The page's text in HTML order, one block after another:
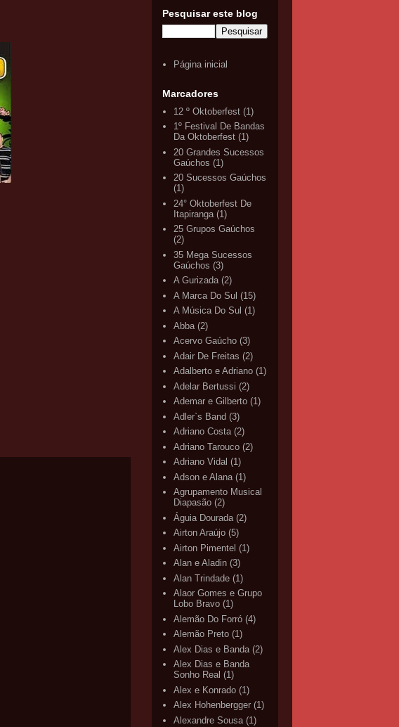
Pesquisar este blog
Página inicial
Marcadores
12 º Oktoberfest (1)
1º Festival De Bandas
Da Oktoberfest (1)
20 Grandes Sucessos
Gaúchos (1)
20 Sucessos Gaúchos
(1)
24° Oktoberfest De
Itapiranga (1)
25 Grupos Gaúchos
(2)
35 Mega Sucessos
Gaúchos (3)
A Gurizada (2)
A Marca Do Sul (15)
A Música Do Sul (1)
Abba (2)
Acervo Gaúcho (3)
Adair De Freitas (2)
Adalberto e Adriano (1)
Adelar Bertussi (2)
Ademar e Gilberto (1)
Adler`s Band (3)
Adriano Costa (2)
Adriano Tarouco (2)
Adriano Vidal (1)
Adson e Alana (1)
Agrupamento Musical
Diapasão (2)
Águia Dourada (2)
Airton Araújo (5)
Airton Pimentel (1)
Alan e Aladin (3)
Alan Trindade (1)
Alaor Gomes e Grupo
Lobo Bravo (1)
Alemão Do Forró (4)
Alemão Preto (1)
Alex Dias e Banda (2)
Alex Dias e Banda
Sonho Real (1)
Alex e Konrado (1)
Alex Hohenbergger (1)
Alexandre Sousa (1)